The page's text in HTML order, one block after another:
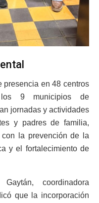
presencia en 48 centros
los 9 municipios de
jornadas y actividades
y padres de familia,
la prevención de la
y el fortalecimiento de
coordinadora
que la incorporación